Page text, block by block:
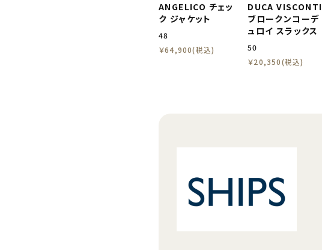
ANGELICO チェッ
ク ジャケット
48
￥64,900(税込)
DUCA VISCONTI
ブロークンコーデ
ュロイ スラックス
50
￥20,350(税込)